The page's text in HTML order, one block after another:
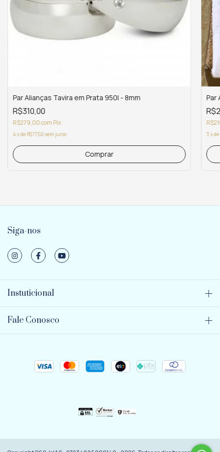
Par Alianças Tavira em Prata 950l - 8mm
R$310,00
R$279,00comPix
4xdeR$77,50 sem juros
Par
3xde
Siga-nos
Instuticional
Fale Conosco